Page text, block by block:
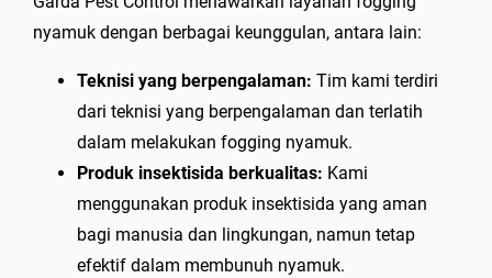
nyamuk dengan berbagai keunggulan, antara lain:
Teknisi yang berpengalaman: Tim kami terdiri
dari teknisi yang berpengalaman dan terlatih
dalam melakukan fogging nyamuk.
Produk insektisida berkualitas: Kami
menggunakan produk insektisida yang aman
bagi manusia dan lingkungan, namun tetap
efektif dalam membunuh nyamuk.